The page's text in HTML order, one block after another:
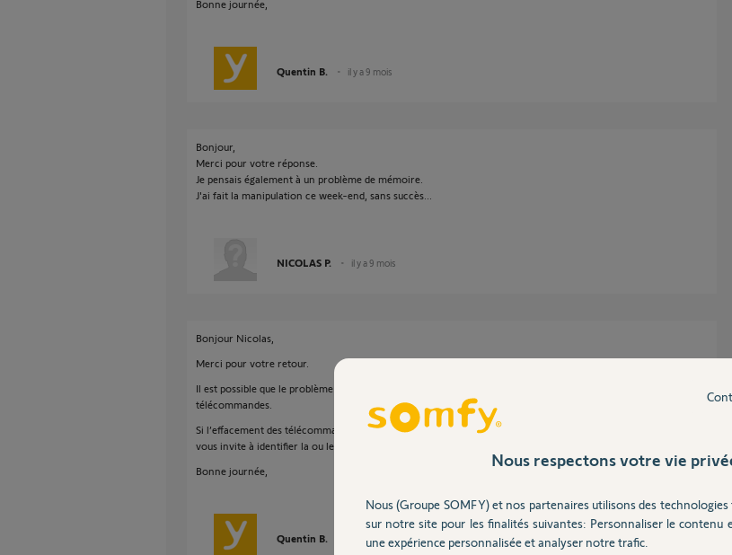
Bonne journée,
Quentin B. il y a 9 mois
Bonjour,
Merci pour votre réponse.
Je pensais également à un problème de mémoire.
J'ai fait la manipulation ce week-end, sans succès...
NICOLAS P. il y a 9 mois
Bonjour Nicolas,
Merci pour votre retour.
Il est possible que le problème provienne d'un code RTS identique entre plusieurs
télécommandes.
Si l’effacement des télécommandes dans la mémoire du moteur n’a pas porté ses fruits, je
vous invite à identifier la ou les télécommandes à l’origine de ce défaut et à les remplacer.
Bonne journée,
Quentin B. il y a 9 mois
Nous respectons votre vie
Nous (Groupe SOMFY) et nos partenaires utilisons des technologies
sur notre site pour les finalités suivantes: Personnaliser le contenu
une expérience personnalisée et analyser notre trafic.